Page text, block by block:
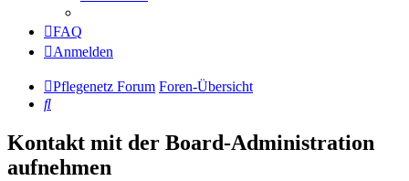
FAQ
Anmelden
Pflegenetz Forum Foren-Übersicht
Suche
Kontakt mit der Board-Administration
aufnehmen